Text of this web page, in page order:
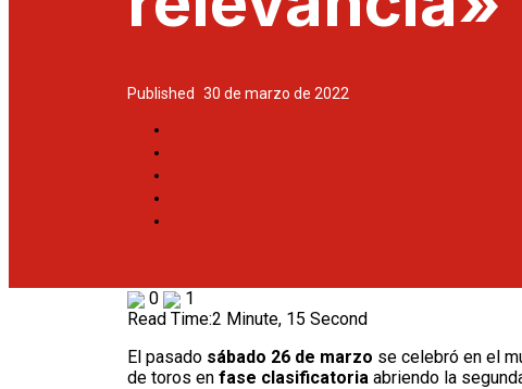
Published 30 de marzo de 2022
0
1
Read Time:2 Minute, 15 Second
El pasado sábado 26 de marzo se celebró en el
de toros en fase clasificatoria abriendo la